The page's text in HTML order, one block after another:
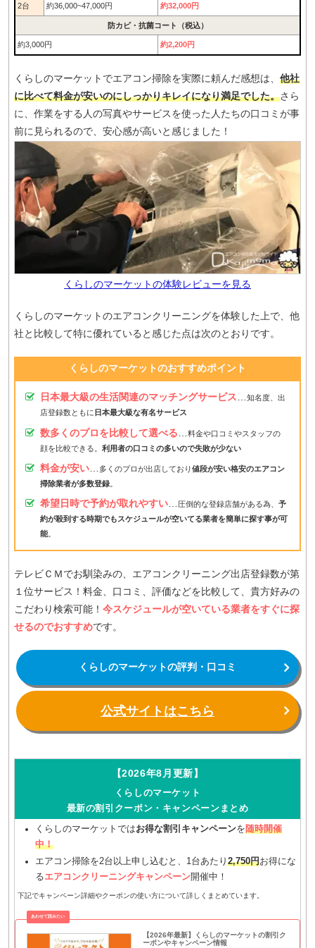
2台 約36,000~47,000円 約32,000円
防カビ・抗菌コート（税込）
約3,000円 約2,200円
くらしのマーケットでエアコン掃除を実際に頼んだ感想は、 他社
に比べて料金が安いのにしっかりキレイになり満足でした。さら
に、作業をする人の写真やサービスを使った人たちの口コミが事
前に見られるので、安心感が高いと感じました！
くらしのマーケットの体験レビューを見る
くらしのマーケットのエアコンクリーニングを体験した上で、他
社と比較して特に優れていると感じた点は次のとおりです。
くらしのマーケットのおすすめポイント
日本最大級の生活関連のマッチングサービス…知名度、出
店登録数ともに 日本最大級な有名サービス
数多くのプロを比較して選べる
料金や口コミやスタッフの
顔を比較できる。 利用者の口コミの多いので失敗が少ない
料金が安い… 多くのプロが出店しており値段が安い格安のエアコン
掃除業者が多数登録。
希望日時で予約が取れやすい… 圧倒的な登録店舗がある為、 予
約が殺到する時期でもスケジュールが空いてる業者を簡単に探す事が可
能。
テレビＣＭでお馴染みの、エアコンクリーニング出店登録数が第
１位サービス！料金、口コミ、評価などを比較して、貴方好みの
こだわり検索可能！ 今スケジュールが空いている業者をすぐに探
せるのでおすすめです。
くらしのマーケットの評判・口コミ
公式サイトはこちら
【2026年8月更新】
くらしのマーケット
最新の割引クーポン・キャンペーンまとめ
くらしのマーケットではお得な割引キャンペーンを随時開催
中！
エアコン掃除を2台以上申し込むと、1台あたり 2,750円お得にな
るエアコンクリーニングキャンペーン開催中！
下記でキャンペーン詳細やクーポンの使い方について詳しくまとめています。
【2026年最新】くらしのマーケットの割引ク
ーポンやキャンペーン情報